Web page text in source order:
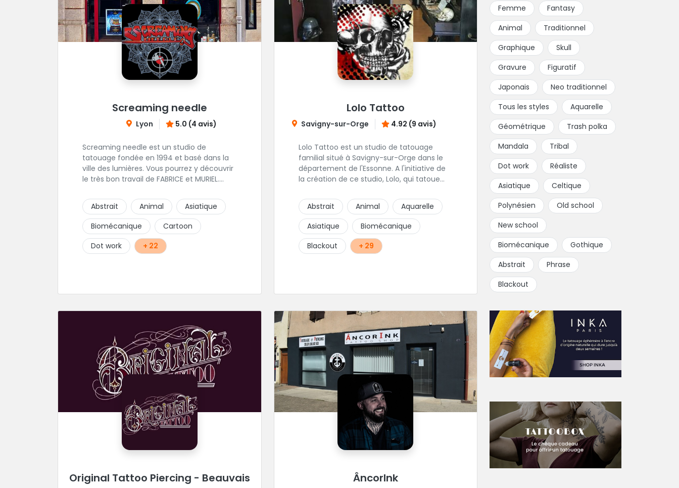
Screaming needle
Lyon 5.0 (4 avis)
Screaming needle est un studio de
tatouage fondée en 1994 et basé dans la
ville des lumières. Vous pourrez y découvrir
le très bon travail de FABRICE et MURIEL.
MAIS PAS QUE..... Muriel favorise les pièces
traditionnelles tribales ou polynesiennes
ainsi que le lettrage. Nous vous invitons à
leurs transmettre des questions par
message ou à goutter à venir l'univers
convivial du shop...
Abstrait Animal
Asiatique
Biomécanique
Cartoon
Dot work
+ 22
Lolo Tattoo
Savigny-sur-Orge 4.92 (9 avis)
Lolo Tattoo est un studio de tatouage
familial situé à Savigny-sur-Orge dans le
département de l'Essonne. A l'initiative de
la création de ce studio, Lolo, qui tatoue
rapidement été rejoint par oceane qui
apporte une touche féminine aux projets
de tatouage. Karine, la femme de Lolo,
s'occupera de tous vos projets de piercing.
Une équipe familiale et chaleureuse
vivement recommandée !
Abstrait Animal
Aquarelle
Asiatique
Biomécanique
Blackout
+ 29
Original Tattoo Piercing - Beauvais ÂncorInk
Femme
Fantasy
Animal
Traditionnel
Graphique
Skull
Gravure
Figuratif
Japonais
Neo traditionnel
Tous les styles
Aquarelle
Géométrique
Trash polka
Mandala
Tribal
Dot work
Réaliste
Asiatique
Celtique
Polynésien
Old school
New school
Biomécanique
Gothique
Abstrait
Phrase
Blackout